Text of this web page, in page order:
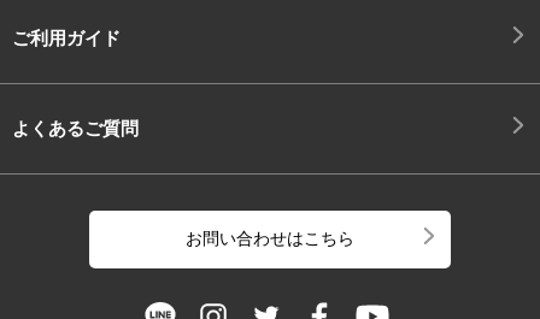
ご利用ガイド
よくあるご質問
お問い合わせはこちら